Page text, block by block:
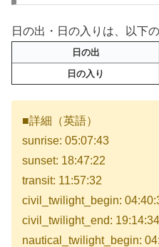
日の出・日の入りは、以下
日の出
日の入り
■詳細（英語）
sunrise: 05:07:43
sunset: 18:47:22
transit: 11:57:32
civil_twilight_begin:
civil_twilight_end: 19:14:34
nautical_twilight_begin: